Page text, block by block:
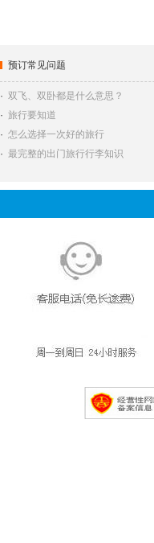
预订常见问题
· 双飞、双卧都是什么意思？
· 旅行要知道
· 怎么选择一次好的旅行
· 最完整的出门旅行行李知识